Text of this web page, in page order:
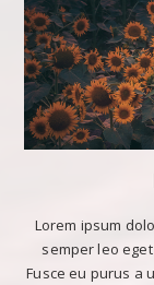
Lorem ipsum
semper leo
Fusce eu purus a